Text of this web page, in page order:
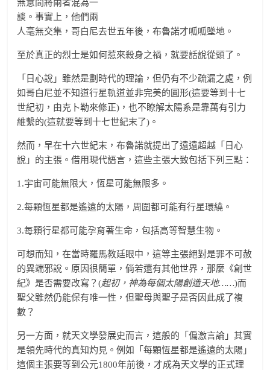
無意間將兩者混為一
談。事實上，他們兩
人毫無交集，哥白尼去世五年後，布魯諾才呱呱墜地。
至於真正的烈士是如何惹來殺身之禍，就要話說從頭了。
「日心說」雖然是劃時代的理論，但仍有不少疏漏之處，例
如哥白尼並不知道行星軌道並非完美的圓形(這要等到十七
世紀初，由克卜勒來修正)，也不瞭解太陽系是靠萬有引力
維繫的(這就要等到十七世紀末了)。
然而，早在十六世紀末，布魯諾就提出了遠遠超越「日心
說」的主張。借用現代語言，這些主張大致包括下列三點：
1.宇宙可能無限大，恆星可能無限多。
2.每顆恆星都是遙遠的太陽，周圍都可能有行星環繞。
3.每顆行星都可能孕育著生命，包括高等智慧生物。
可想而知，在當時羅馬教廷眼中，這等主張絕對是罪不可赦
的異端邪說。原因很簡單，倘若還有其他世界，那麼《創世
紀》是否需要改寫？(起初，神為每個太陽創造天地……)而
聖父雖然仍能保有唯一性，但聖母與聖子是否因此成了複
數？
另一方面，就天文學發展史而言，這般的「偏激言論」其實
是領先時代的真知灼見。例如「每顆恆星都是遙遠的太陽」
這個主張要等到公元1800年前後，才成為天文學的正式理